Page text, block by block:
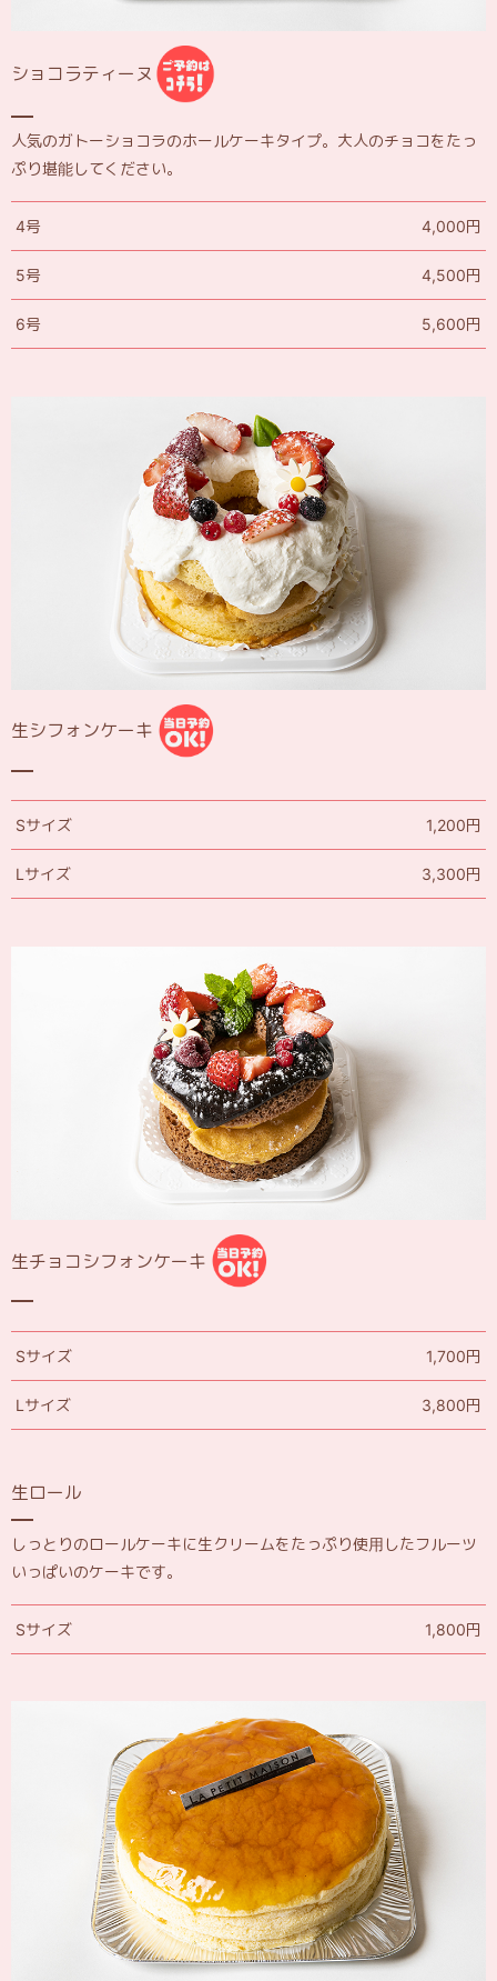
ショコラティーヌ
人気のガトーショコラのホールケーキタイプ。大人のチョコをたっ
ぷり堪能してください。
4号 4,000円
5号 4,500円
6号 5,600円
生シフォンケーキ
Sサイズ 1,200円
Lサイズ 3,300円
生チョコシフォンケーキ
Sサイズ 1,700円
Lサイズ 3,800円
生ロール
しっとりのロールケーキに生クリームをたっぷり使用したフルーツ
いっぱいのケーキです。
Sサイズ 1,800円